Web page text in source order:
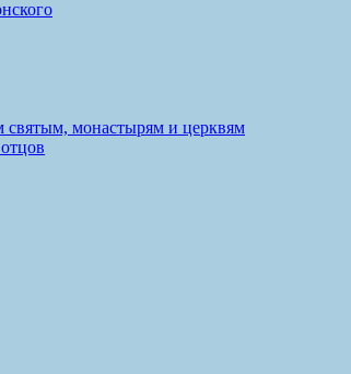
святым, монастырям и церквям